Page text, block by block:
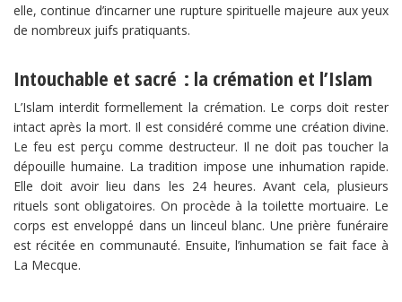
elle, continue d’incarner une rupture spirituelle majeure aux yeux
de nombreux juifs pratiquants.
Intouchable et sacré : la crémation et l’Islam
L’Islam interdit formellement la crémation. Le corps doit rester
intact après la mort. Il est considéré comme une création divine.
Le feu est perçu comme destructeur. Il ne doit pas toucher la
dépouille humaine. La tradition impose une inhumation rapide.
Elle doit avoir lieu dans les 24 heures. Avant cela, plusieurs
rituels sont obligatoires. On procède à la toilette mortuaire. Le
corps est enveloppé dans un linceul blanc. Une prière funéraire
est récitée en communauté. Ensuite, l’inhumation se fait face à
La Mecque.